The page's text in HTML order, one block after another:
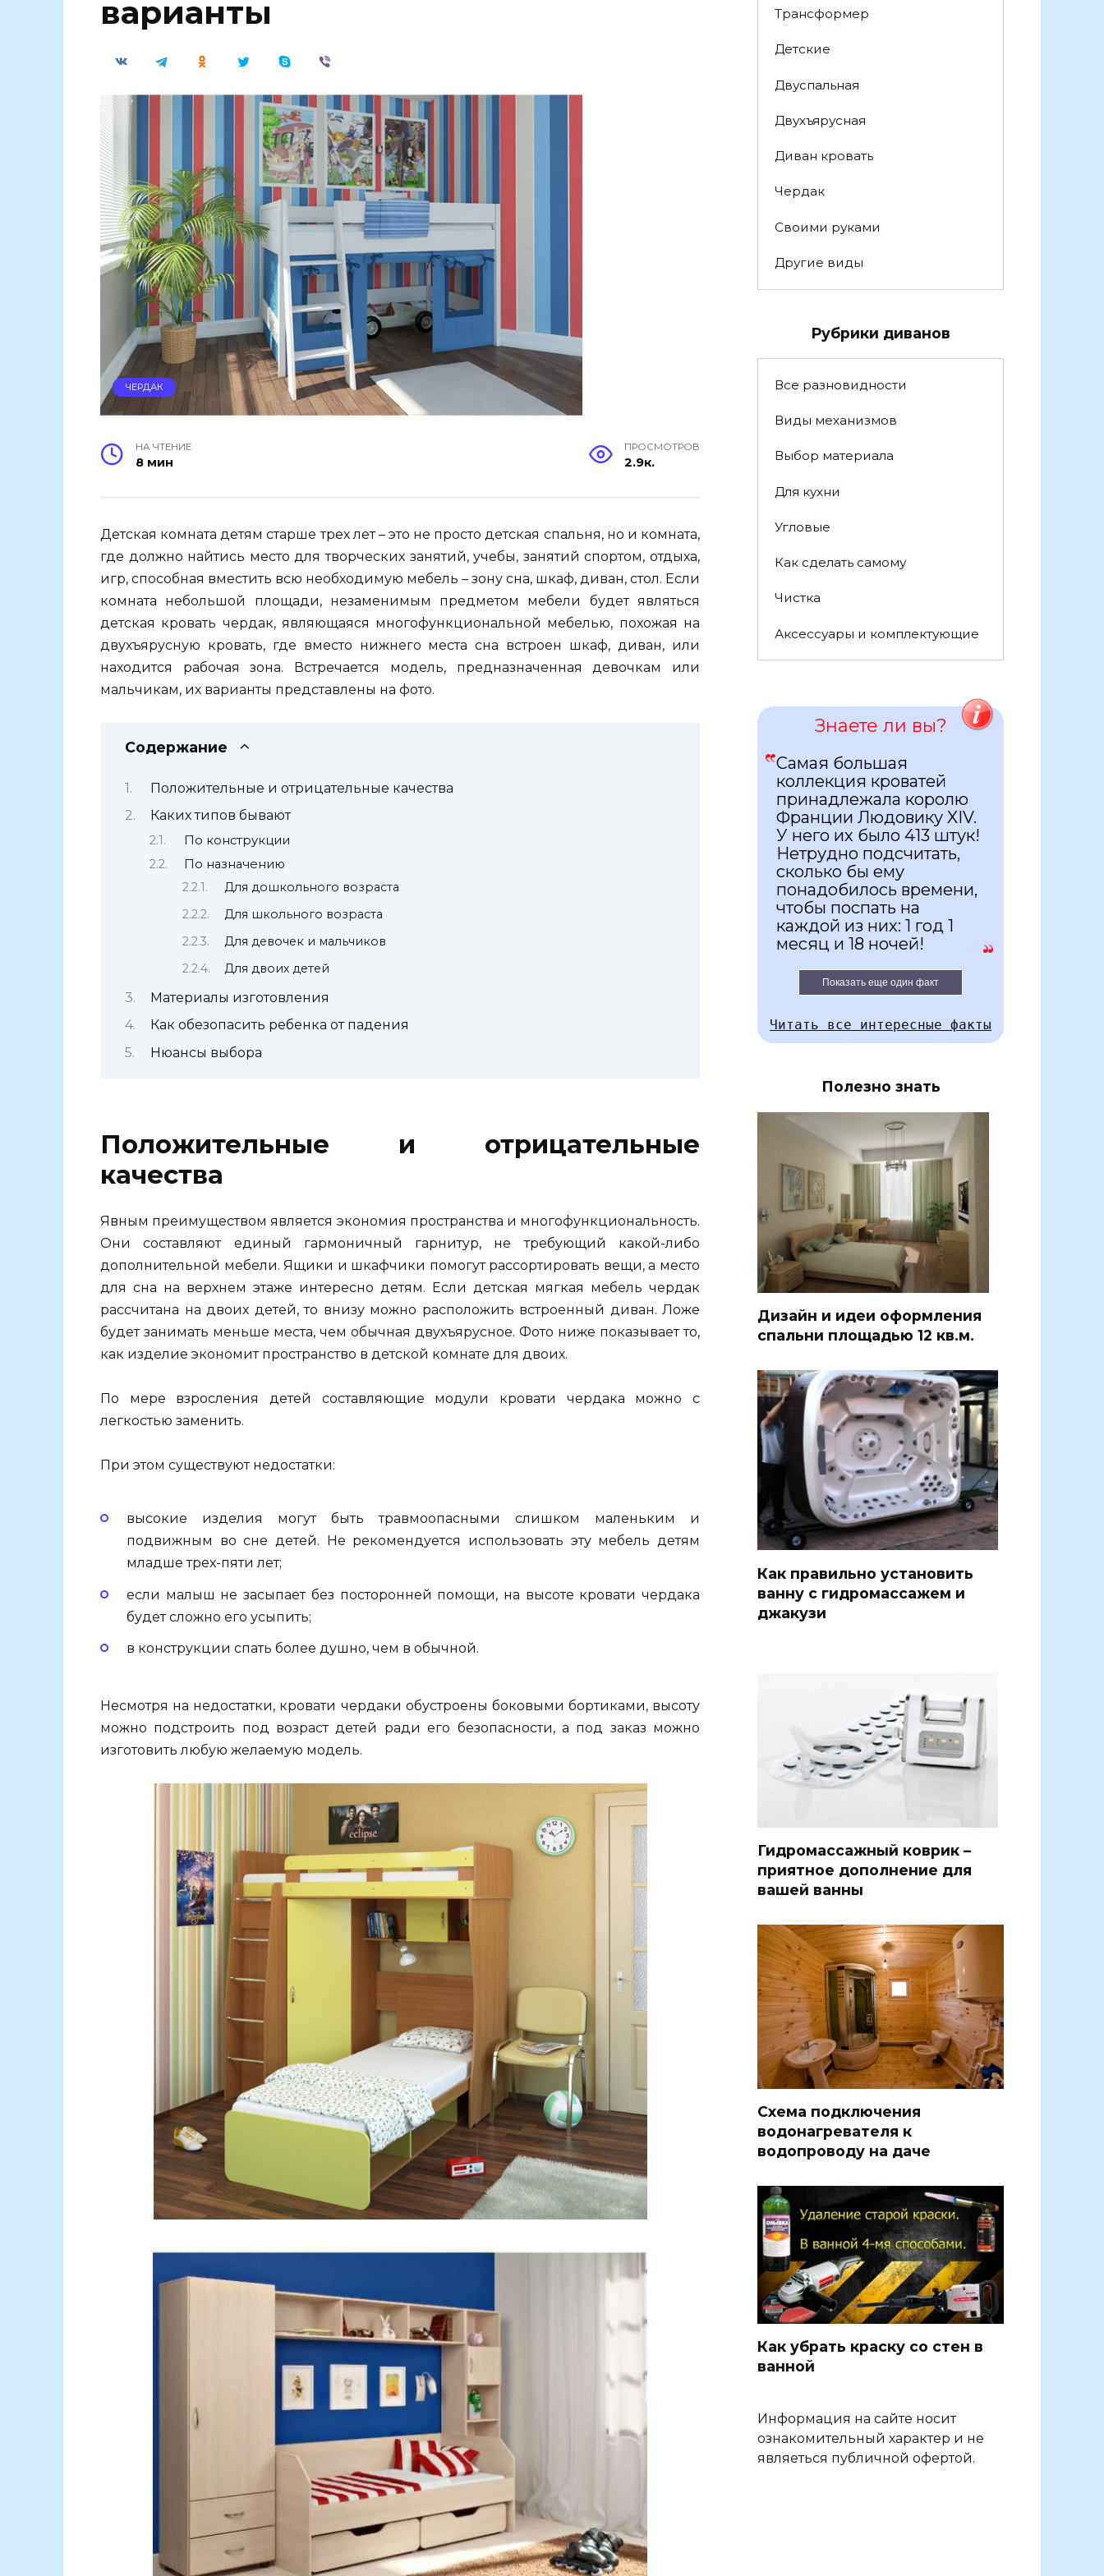
варианты
ЧЕРДАК
НА ЧТЕНИЕ
8 мин
ПРОСМОТРОВ
2.9к.
Детская комната детям старше трех лет – это не просто детская спальня, но и комната,
где должно найтись место для творческих занятий, учебы, занятий спортом, отдыха,
игр, способная вместить всю необходимую мебель – зону сна, шкаф, диван, стол. Если
комната небольшой площади, незаменимым предметом мебели будет являться
детская кровать чердак, являющаяся многофункциональной мебелью, похожая на
двухъярусную кровать, где вместо нижнего места сна встроен шкаф, диван, или
находится рабочая зона. Встречается модель, предназначенная девочкам или
мальчикам, их варианты представлены на фото.
Содержание
Положительные и отрицательные качества
Каких типов бывают
По конструкции
По назначению
Для дошкольного возраста
Для школьного возраста
Для девочек и мальчиков
Для двоих детей
Материалы изготовления
Как обезопасить ребенка от падения
Нюансы выбора
Положительные и отрицательные
качества
Явным преимуществом является экономия пространства и многофункциональность.
Они составляют единый гармоничный гарнитур, не требующий какой-либо
дополнительной мебели. Ящики и шкафчики помогут рассортировать вещи, а место
для сна на верхнем этаже интересно детям. Если детская мягкая мебель чердак
рассчитана на двоих детей, то внизу можно расположить встроенный диван. Ложе
будет занимать меньше места, чем обычная двухъярусное. Фото ниже показывает то,
как изделие экономит пространство в детской комнате для двоих.
По мере взросления детей составляющие модули кровати чердака можно с
легкостью заменить.
При этом существуют недостатки:
высокие изделия могут быть травмоопасными слишком маленьким и
подвижным во сне детей. Не рекомендуется использовать эту мебель детям
младше трех-пяти лет;
если малыш не засыпает без посторонней помощи, на высоте кровати чердака
будет сложно его усыпить;
в конструкции спать более душно, чем в обычной.
Несмотря на недостатки, кровати чердаки обустроены боковыми бортиками, высоту
можно подстроить под возраст детей ради его безопасности, а под заказ можно
изготовить любую желаемую модель.
Трансформер
Детские
Двуспальная
Двухъярусная
Диван кровать
Чердак
Своими руками
Другие виды
Рубрики диванов
Все разновидности
Виды механизмов
Выбор материала
Для кухни
Угловые
Как сделать самому
Чистка
Аксессуары и комплектующие
Знаете ли вы?
Самая большая
коллекция кроватей
принадлежала королю
Франции Людовику XIV.
У него их было 413 штук!
Нетрудно подсчитать,
сколько бы ему
понадобилось времени,
чтобы поспать на
каждой из них: 1 год 1
месяц и 18 ночей!
Показать еще один факт
Читать все интересные факты
Полезно знать
Дизайн и идеи оформления
спальни площадью 12 кв.м.
Как правильно установить
ванну с гидромассажем и
джакузи
Гидромассажный коврик –
приятное дополнение для
вашей ванны
Схема подключения
водонагревателя к
водопроводу на даче
Как убрать краску со стен в
ванной
Информация на сайте носит
ознакомительный характер и не
являеться публичной офертой.